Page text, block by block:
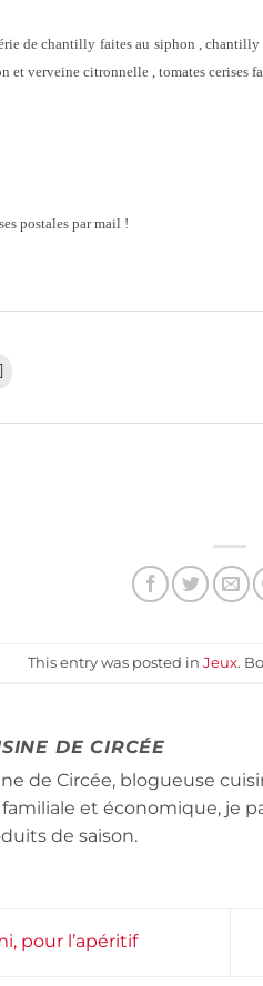
de chantilly faites au siphon ,
et verveine citronnelle , tomates cerises
postales par mail !
This entry was posted inJeux.
DE CIRCÉE
de Circée, blogueuse
et économique, je
de saison.
pour l’apéritif